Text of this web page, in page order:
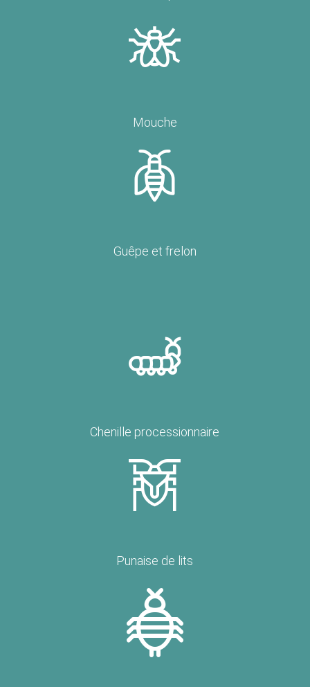
Mouche
Guêpe et frelon
Chenille processionnaire
Punaise de lits